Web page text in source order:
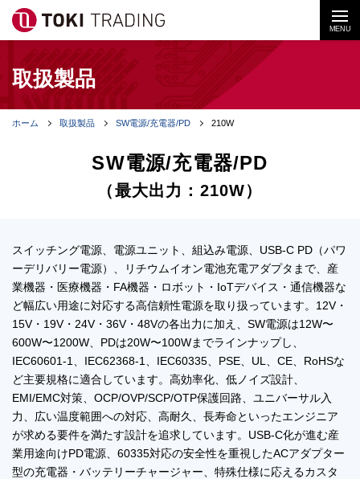
MENU
取扱製品
ホーム 取扱製品 SW電源/充電器/PD 210W
SW電源/充電器/PD
（最大出力：210W）
スイッチング電源、電源ユニット、組込み電源、USB‑C PD（パワ
ーデリバリー電源）、リチウムイオン電池充電アダプタまで、産
業機器・医療機器・FA機器・ロボット・IoTデバイス・通信機器な
ど幅広い用途に対応する高信頼性電源を取り扱っています。12V・
15V・19V・24V・36V・48Vの各出力に加え、SW電源は12W〜
600W〜1200W、PDは20W〜100Wまでラインナップし、
IEC60601‑1、IEC62368‑1、IEC60335、PSE、UL、CE、RoHSな
ど主要規格に適合しています。高効率化、低ノイズ設計、
EMI/EMC対策、OCP/OVP/SCP/OTP保護回路、ユニバーサル入
力、広い温度範囲への対応、高耐久、長寿命といったエンジニア
が求める要件を満たす設計を追求しています。USB‑C化が進む産
業用途向けPD電源、60335対応の安全性を重視したACアダプター
型の充電器・バッテリーチャージャー、特殊仕様に応えるカスタ